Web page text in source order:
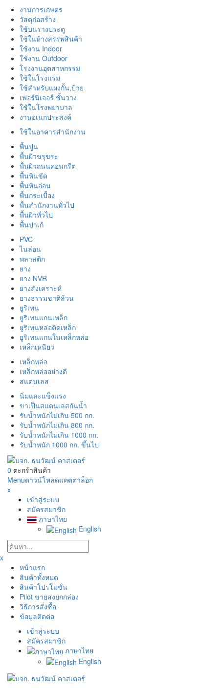
งานการเกษตร
วัสดุก่อสร้าง
ใช้บนรางประตู
ใช้ในห้างสรรพสินค้า
ใช้งาน Indoor
ใช้งาน Outdoor
โรงงานอุตสาหกรรม
ใช้ในโรงแรม
ใช้สำหรับแผงกั้น,ป้าย
เฟอร์นิเจอร์,ชั้นวาง
ใช้ในโรงพยาบาล
งานอเนกประสงค์
ใช้ในอาคารสำนักงาน
พื้นปูน
พื้นผิวขรุขระ
พื้นผิวถนนคอนกรีต
พื้นหินขัด
พื้นหินอ่อน
พื้นกระเบื้อง
พื้นสำนักงานทั่วไป
พื้นผิวทั่วไป
พื้นปาเก้
PVC
ไนล่อน
พลาสติก
ยาง
ยาง NVR
ยางสังเคราะห์
ยางธรรมชาติล้วน
ยูริเทน
ยูริเทนแกนเหล็ก
ยูริเทนหล่อติดเหล็ก
ยูริเทนแกนในเหล็กหล่อ
เหล็กเหนียว
เหล็กหล่อ
เหล็กหล่ออย่างดี
สแตนเลส
นิ่มและแข็งแรง
ขาเป็นสแตนเลสกันน้ำ
รับน้ำหนักไม่เกิน 500 กก.
รับน้ำหนักไม่เกิน 800 กก.
รับน้ำหนักไม่เกิน 1000 กก.
รับน้ำหนัก 1000 กก. ขึ้นไป
0 ตะกร้าสินค้า
Menuดาวน์โหลดแคตตาล็อก
x
เข้าสู่ระบบ
สมัครสมาชิก
ภาษาไทย
English
x
หน้าแรก
สินค้าทั้งหมด
สินค้าโปรโมชั่น
Pilot ขายส่งยกกล่อง
วิธีการสั่งซื้อ
ข้อมูลติดต่อ
เข้าสู่ระบบ
สมัครสมาชิก
ภาษาไทย
English